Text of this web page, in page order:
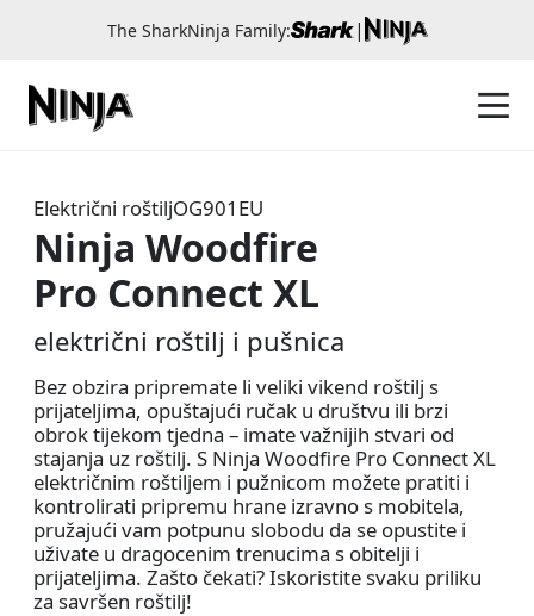
The SharkNinja Family: |
Električni roštiljOG901EU
Ninja Woodfire
Pro Connect XL
električni roštilj i pušnica
Bez obzira pripremate li veliki vikend roštilj s
prijateljima, opuštajući ručak u društvu ili brzi
obrok tijekom tjedna – imate važnijih stvari od
stajanja uz roštilj. S Ninja Woodfire Pro Connect XL
električnim roštiljem i pužnicom možete pratiti i
kontrolirati pripremu hrane izravno s mobitela,
pružajući vam potpunu slobodu da se opustite i
uživate u dragocenim trenucima s obitelji i
prijateljima. Zašto čekati? Iskoristite svaku priliku
za savršen roštilj!